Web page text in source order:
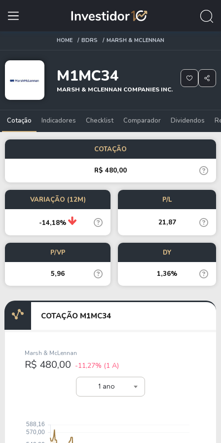
HOME BDRS MARSH & MCLENNAN
M1MC34
MARSH & MCLENNAN COMPANIES INC.
Cotação Indicadores Checklist Comparador Dividendos
COTAÇÃO
R$ 480,00
VARIAÇÃO (12M)
-14,18%
P/L
21,87
P/VP
5,96
DY
1,36%
COTAÇÃO M1MC34
1 ano
Marsh & McLennan
R$ 480,00 -11,27% (1 A)